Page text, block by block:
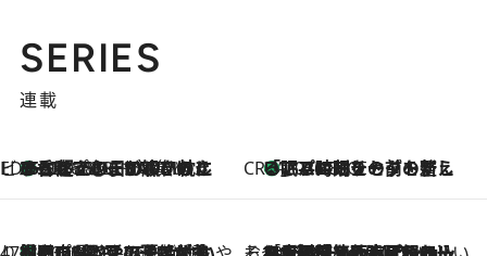
SERIES
連載
ビューティいいもの集め EDITORS' BEST
2026.8.10
35℃超えの日の夜、枕にひと吹き！ BAUMのルームスプレーが、ひのきの香りで心まで解きほぐす CREA'S CHOICE
2026.8.10
「眠る時刻をセットする」——眠りの前を整える、バルミューダの新しいアプローチ